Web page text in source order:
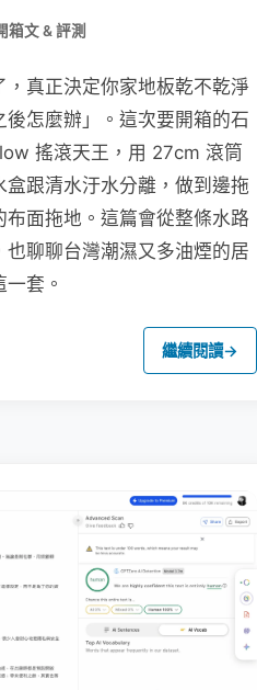
箱文 & 評測
真正決定你家地板乾不乾淨
怎麼辦」。這次要開箱的石
搖滾天王，用 27cm 滾筒
跟清水汙水分離，做到邊拖
面拖地。這篇會從整條水路
聊聊台灣潮濕又多油煙的居
套。
繼續閱讀→